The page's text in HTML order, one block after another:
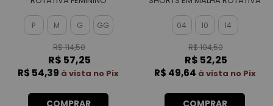
P M G GG
R$ 114,50
R$ 57,25
R$ 54,39 à vista no Pix
COMPRAR
FEMININO
04 10 14
R$ 104,50
R$ 52,25
R$ 49,64 à vista no Pix
COMPRAR